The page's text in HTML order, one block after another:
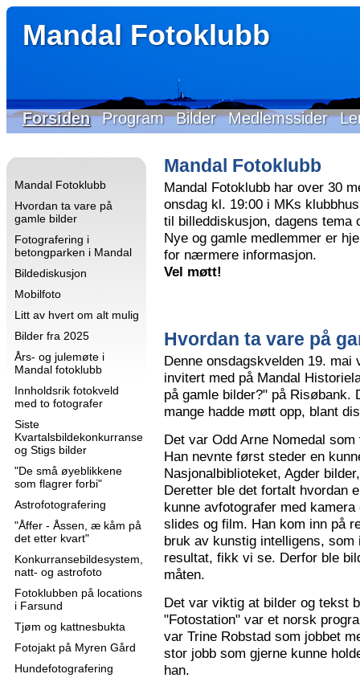
Mandal Fotoklubb
Forsiden Program Bilder Medlemssider
Mandal Fotoklubb
Hvordan ta vare på
gamle bilder
Fotografering i
betongparken i Mandal
Bildediskusjon
Mobilfoto
Litt av hvert om alt mulig
Bilder fra 2025
Års- og julemøte i
Mandal fotoklubb
Innholdsrik fotokveld
med to fotografer
Siste
Kvartalsbildekonkurranse
og Stigs bilder
"De små øyeblikkene
som flagrer forbi"
Astrofotografering
"Åffer - Åssen, æ kåm på
det etter kvart"
Konkurransebildesystem,
natt- og astrofoto
Fotoklubben på locations
i Farsund
Tjøm og kattnesbukta
Fotojakt på Myren Gård
Hundefotografering
Mandal Fotoklubb
Mandal Fotoklubb har over 30
onsdag kl. 19:00 i MKs
til billeddiskusjon, dagens
Nye og gamle medlemmer er
for nærmere informasjon.
Vel møtt!
Hvordan ta vare på
Denne onsdagskvelden 19.
invitert med på Mandal
på gamle bilder?" på
mange hadde møtt opp, blant
Det var Odd Arne Nomedal
Han nevnte først steder en
Nasjonalbiblioteket, Agder
Deretter ble det fortalt hvordan
kunne avfotografer med
slides og film. Han kom inn på
bruk av kunstig intelligens,
resultat, fikk vi se. Derfor ble
måten.
Det var viktig at bilder og tekst
"Fotostation" var et norsk
var Trine Robstad som jobbet
stor jobb som gjerne kunne
han.